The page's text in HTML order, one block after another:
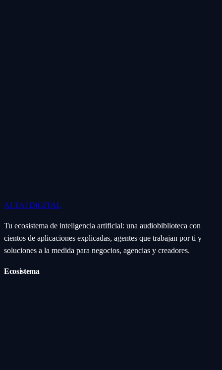
ALTAI DIGITAL
Tu ecosistema de inteligencia artificial: una audiobiblioteca con
cientos de aplicaciones explicadas, agentes que trabajan por ti y
soluciones a la medida para negocios, agencias y creadores.
Ecosistema